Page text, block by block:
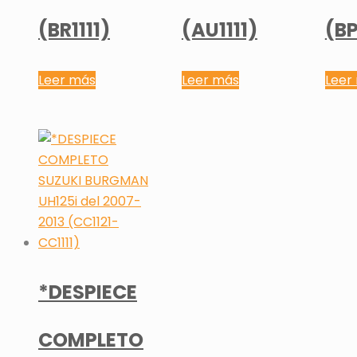
(BR1111)
Leer más
(AU1111)
Leer más Leer
*DESPIECE
COMPLETO